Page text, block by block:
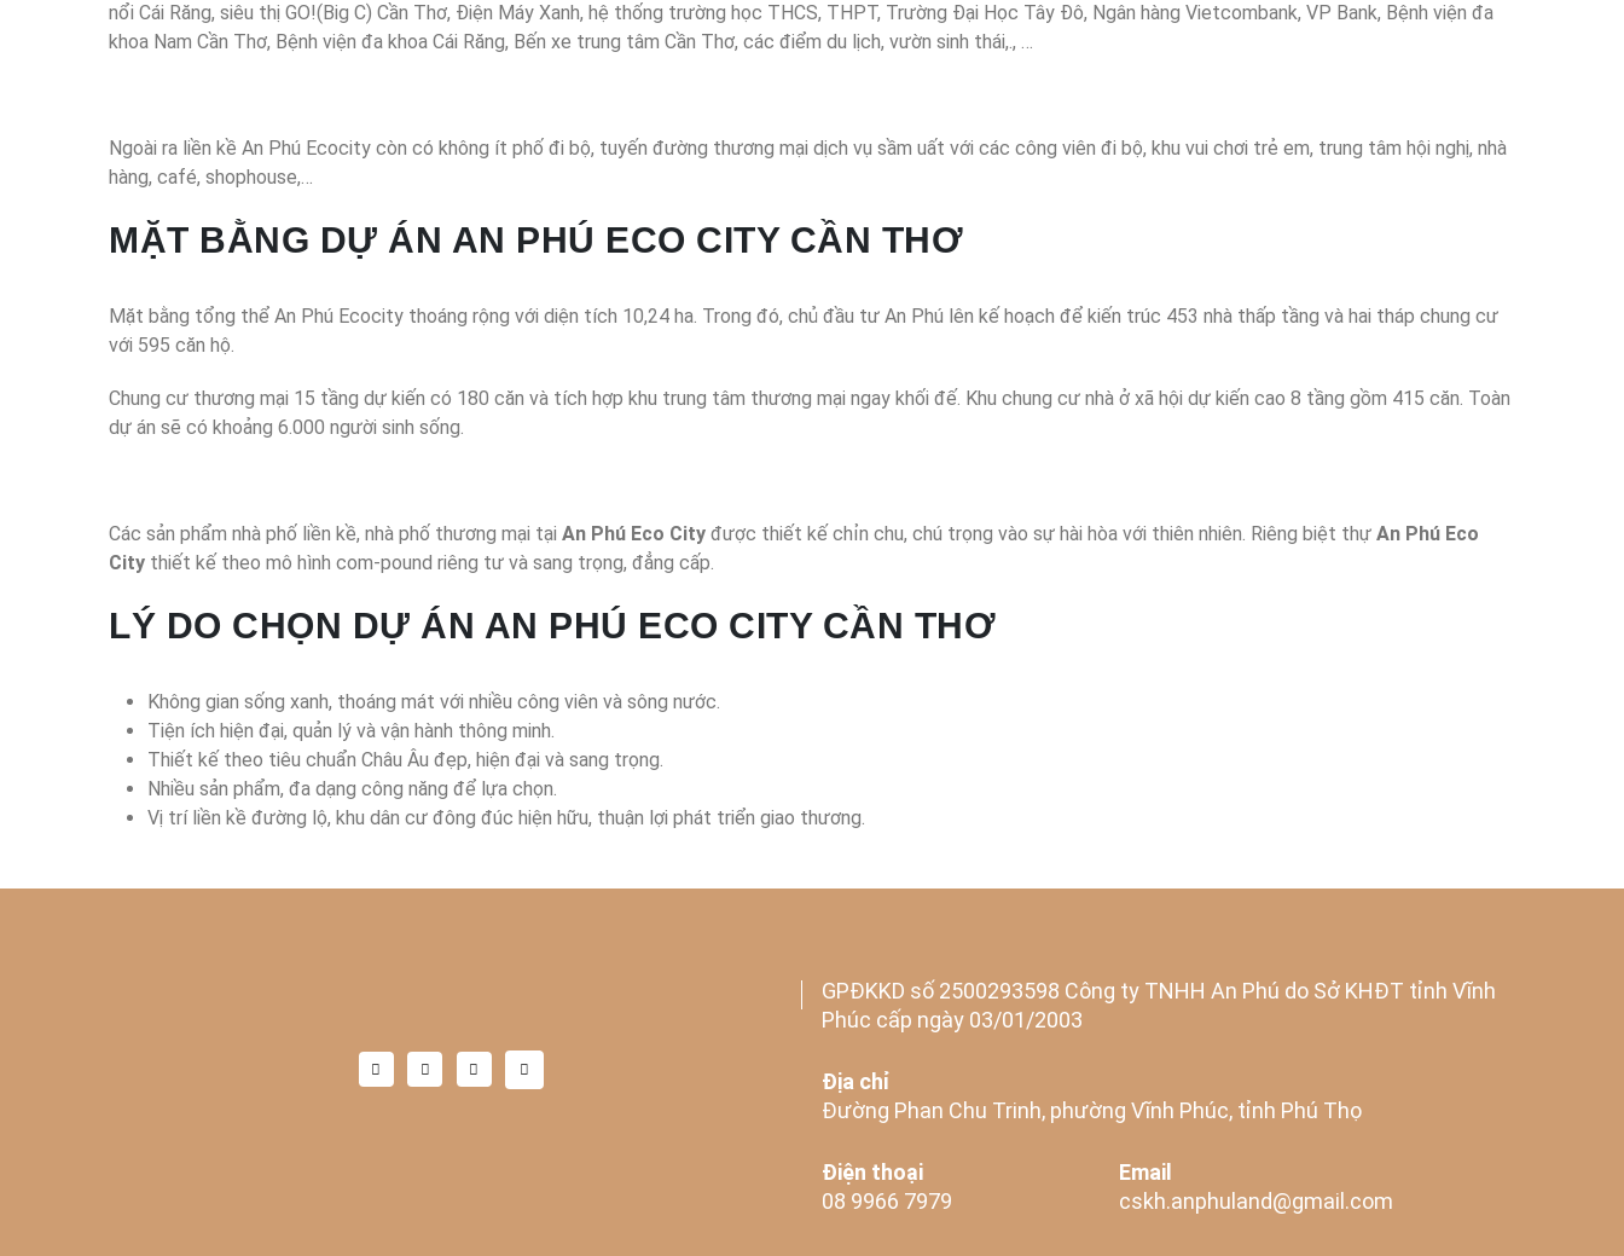
nổi Cái Răng, siêu thị GO!(Big C) Cần Thơ, Điện Máy Xanh, hệ thống trường học THCS, THPT, Trường Đại Học Tây Đô, Ngân hàng Vietcombank, VP Bank, Bệnh viện đa
khoa Nam Cần Thơ, Bệnh viện đa khoa Cái Răng, Bến xe trung tâm Cần Thơ, các điểm du lịch, vườn sinh thái,., …
Ngoài ra liền kề An Phú Ecocity còn có không ít phố đi bộ, tuyến đường thương mại dịch vụ sầm uất với các công viên đi bộ, khu vui chơi trẻ em, trung tâm hội nghị, nhà
hàng, café, shophouse,…
MẶT BẰNG DỰ ÁN AN PHÚ ECO CITY CẦN THƠ
Mặt bằng tổng thể An Phú Ecocity thoáng rộng với diện tích 10,24 ha. Trong đó, chủ đầu tư An Phú lên kế hoạch để kiến trúc 453 nhà thấp tầng và hai tháp chung cư
với 595 căn hộ.
Chung cư thương mại 15 tầng dự kiến có 180 căn và tích hợp khu trung tâm thương mại ngay khối đế. Khu chung cư nhà ở xã hội dự kiến cao 8 tầng gồm 415 căn. Toàn
dự án sẽ có khoảng 6.000 người sinh sống.
Các sản phẩm nhà phố liền kề, nhà phố thương mại tại An Phú Eco City được thiết kế chỉn chu, chú trọng vào sự hài hòa với thiên nhiên. Riêng biệt thự An Phú Eco
City thiết kế theo mô hình com-pound riêng tư và sang trọng, đẳng cấp.
LÝ DO CHỌN DỰ ÁN AN PHÚ ECO CITY CẦN THƠ
Không gian sống xanh, thoáng mát với nhiều công viên và sông nước.
Tiện ích hiện đại, quản lý và vận hành thông minh.
Thiết kế theo tiêu chuẩn Châu Âu đẹp, hiện đại và sang trọng.
Nhiều sản phẩm, đa dạng công năng để lựa chọn.
Vị trí liền kề đường lộ, khu dân cư đông đúc hiện hữu, thuận lợi phát triển giao thương.
GPĐKKD số 2500293598 Công ty TNHH An Phú do Sở KHĐT tỉnh Vĩnh
Phúc cấp ngày 03/01/2003
Địa chỉ
Đường Phan Chu Trinh, phường Vĩnh Phúc, tỉnh Phú Thọ
Điện thoại
08 9966 7979
Email
cskh.anphuland@gmail.com